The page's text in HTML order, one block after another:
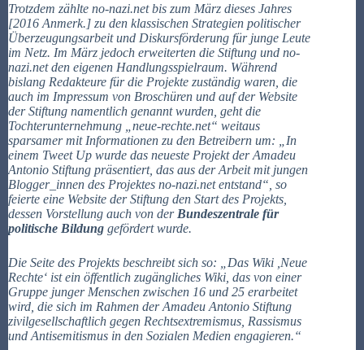
Trotzdem zählte no-nazi.net bis zum März dieses Jahres
[2016 Anmerk.] zu den klassischen Strategien politischer
Überzeugungsarbeit und Diskursförderung für junge Leute
im Netz. Im März jedoch erweiterten die Stiftung und no-
nazi.net den eigenen Handlungsspielraum. Während
bislang Redakteure für die Projekte zuständig waren, die
auch im Impressum von Broschüren und auf der Website
der Stiftung namentlich genannt wurden, geht die
Tochterunternehmung „neue-rechte.net“ weitaus
sparsamer mit Informationen zu den Betreibern um: „In
einem Tweet Up wurde das neueste Projekt der Amadeu
Antonio Stiftung präsentiert, das aus der Arbeit mit jungen
Blogger_innen des Projektes no-nazi.net entstand“, so
feierte eine Website der Stiftung den Start des Projekts,
dessen Vorstellung auch von der Bundeszentrale für
politische Bildung gefördert wurde.
Die Seite des Projekts beschreibt sich so: „Das Wiki ,Neue
Rechte‘ ist ein öffentlich zugängliches Wiki, das von einer
Gruppe junger Menschen zwischen 16 und 25 erarbeitet
wird, die sich im Rahmen der Amadeu Antonio Stiftung
zivilgesellschaftlich gegen Rechtsextremismus, Rassismus
und Antisemitismus in den Sozialen Medien engagieren.“